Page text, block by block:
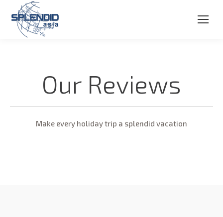
Our Reviews
Make every holiday trip a splendid vacation